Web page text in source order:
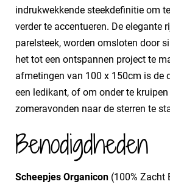
indrukwekkende steekdefinitie om
verder te accentueren. De elegante
parelsteek, worden omsloten door
het tot een ontspannen project te
afmetingen van 100 x 150cm is de
een ledikant, of om onder te
zomeravonden naar de sterren te
Benodigdheden
Scheepjes Organicon (100% Zacht